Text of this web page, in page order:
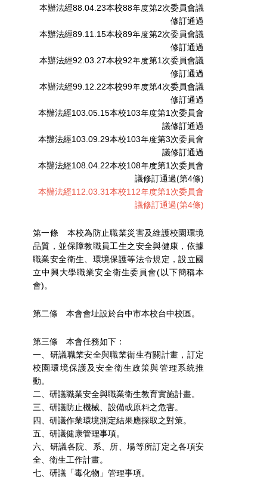
本辦法經88.04.23本校88年度第2次委員會議
修訂通過
本辦法經89.11.15本校89年度第2次委員會議
修訂通過
本辦法經92.03.27本校92年度第1次委員會議
修訂通過
本辦法經99.12.22本校99年度第4次委員會議
修訂通過
本辦法經103.05.15本校103年度第1次委員會
議修訂通過
本辦法經103.09.29本校103年度第3次委員會
議修訂通過
本辦法經108.04.22本校108年度第1次委員會
議修訂通過(第4條)
本辦法經112.03.31本校112年度第1次委員會
議修訂通過(第4條)
第一條 本校為防止職業災害及維護校園環境
品質，並保障教職員工生之安全與健康，依據
職業安全衛生、環境保護等法令規定，設立國
立中興大學職業安全衛生委員會(以下簡稱本
會)。
第二條 本會會址設於台中市本校台中校區。
第三條 本會任務如下：
一、研議職業安全與職業衛生有關計畫，訂定
校園環境保護及安全衛生政策與管理系統推
動。
二、研議職業安全與職業衛生教育實施計畫。
三、研議防止機械、設備或原料之危害。
四、研議作業環境測定結果應採取之對策。
五、研議健康管理事項。
六、研議各院、系、所、場等所訂定之各項安
全、衛生工作計畫。
七、研議「毒化物」管理事項。